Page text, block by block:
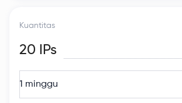
Kuantitas
20 IPs
1 minggu